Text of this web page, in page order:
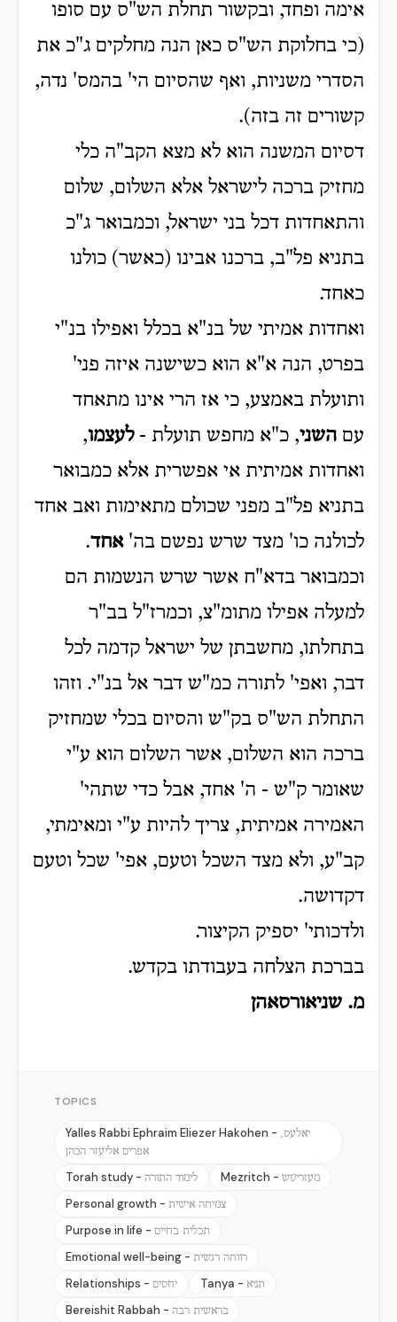
אימה ופחד, ובקשור תחלת הש"ס עם סופו
(כי בחלוקת הש"ס כאן הנה מחלקים ג"כ את
הסדרי משניות, ואף שהסיום הי' בהמס' נדה,
קשורים זה בזה).
דסיום המשנה הוא לא מצא הקב"ה כלי
מחזיק ברכה לישראל אלא השלום, שלום
והתאחדות דכל בני ישראל, וכמבואר ג"כ
בתניא פל"ב, ברכנו אבינו (כאשר) כולנו
כאחד.
ואחדות אמיתי של בנ"א בכלל ואפילו בנ"י
בפרט, הנה א"א הוא כשישנה איזה פני'
ותועלת באמצע, כי אז הרי אינו מתאחד
עם השני, כ"א מחפש תועלת -לעצמו,
ואחדות אמיתית אי אפשרית אלא כמבואר
בתניא פל"ב מפני שכולם מתאימות ואב אחד
לכולנה כו' מצד שרש נפשם בה'אחד.
וכמבואר בדא"ח אשר שרש הנשמות הם
למעלה אפילו מתומ"צ, וכמרז"ל בב"ר
בתחלתו, מחשבתן של ישראל קדמה לכל
דבר, ואפי' לתורה כמ"ש דבר אל בנ"י. וזהו
התחלת הש"ס בק"ש והסיום בכלי שמחזיק
ברכה הוא השלום, אשר השלום הוא ע"י
שאומר ק"ש - ה' אחד, אבל כדי שתהי'
האמירה אמיתית, צריך להיות ע"י ומאימתי,
קב"ע, ולא מצד השכל וטעם, אפי' שכל וטעם
דקדושה.
ולדכותי' יספיק הקיצור.
בברכת הצלחה בעבודתו בקדש.
מ. שניאורסאהן
TOPICS
Yalles Rabbi Ephraim Eliezer Hakohen - יאלעס,
אפרים אליעזר הכהן
Torah study - לימוד התורה Mezritch - מעזריטש
Personal growth - צמיחה אישית
Purpose in life - תכלית בחיים
Emotional well-being - רווחה רגשית
Relationships - יחסים Tanya - תניא
Bereishit Rabbah - בראשית רבה